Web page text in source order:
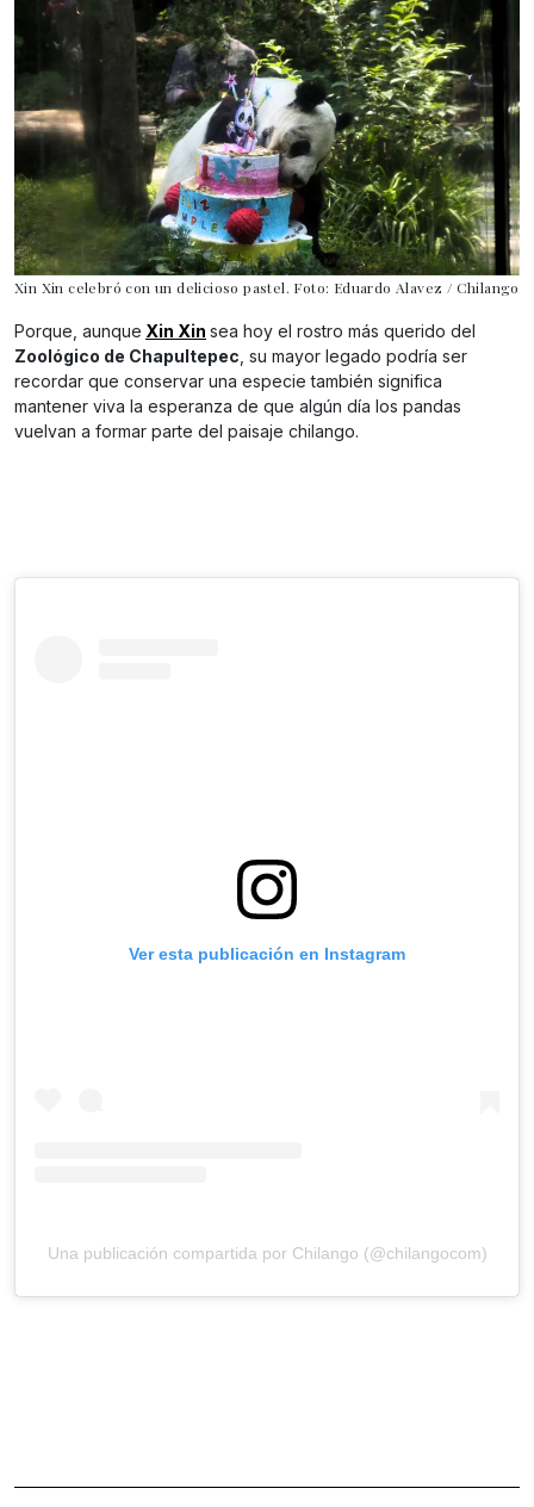
Xin Xin celebró con un delicioso pastel. Foto: Eduardo Alavez / Chilango
Porque, aunque Xin Xin sea hoy el rostro más querido del
Zoológico de Chapultepec , su mayor legado podría ser
recordar que conservar una especie también significa
mantener viva la esperanza de que algún día los pandas
vuelvan a formar parte del paisaje chilango.
Ver esta publicación en Instagram
Una publicación compartida por Chilango (@chilangocom)